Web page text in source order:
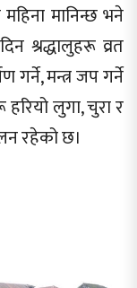
मानिन्छ भने
श्रद्धालुहरू व्रत
गर्ने, मन्त्र जप गर्ने
हरियो लुगा, चुरा र
रहेको छ।